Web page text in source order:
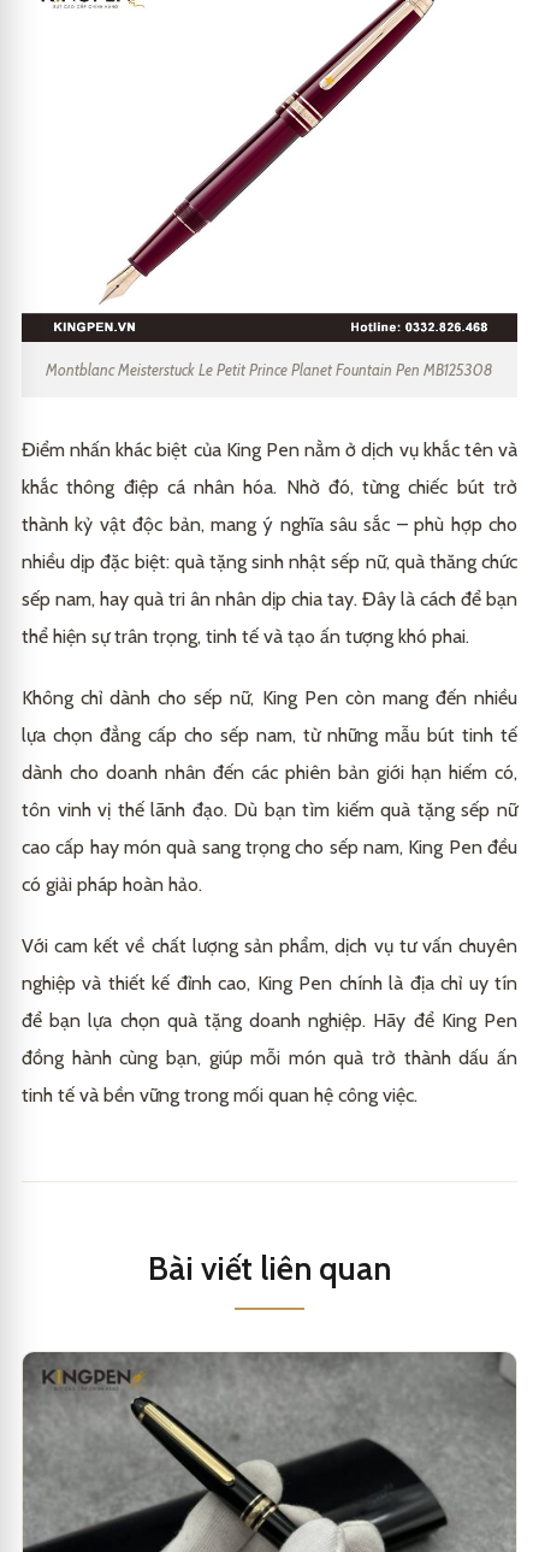
Montblanc Meisterstuck Le Petit Prince Planet Fountain Pen MB125308
Điểm nhấn khác biệt của King Pen nằm ở dịch vụ khắc tên và
khắc thông điệp cá nhân hóa. Nhờ đó, từng chiếc bút trở
thành kỷ vật độc bản, mang ý nghĩa sâu sắc – phù hợp cho
nhiều dịp đặc biệt: quà tặng sinh nhật sếp nữ, quà thăng chức
sếp nam, hay quà tri ân nhân dịp chia tay. Đây là cách để bạn
thể hiện sự trân trọng, tinh tế và tạo ấn tượng khó phai.
Không chỉ dành cho sếp nữ, King Pen còn mang đến nhiều
lựa chọn đẳng cấp cho sếp nam, từ những mẫu bút tinh tế
dành cho doanh nhân đến các phiên bản giới hạn hiếm có,
tôn vinh vị thế lãnh đạo. Dù bạn tìm kiếm quà tặng sếp nữ
cao cấp hay món quà sang trọng cho sếp nam, King Pen đều
có giải pháp hoàn hảo.
Với cam kết về chất lượng sản phẩm, dịch vụ tư vấn chuyên
nghiệp và thiết kế đỉnh cao, King Pen chính là địa chỉ uy tín
để bạn lựa chọn quà tặng doanh nghiệp. Hãy để King Pen
đồng hành cùng bạn, giúp mỗi món quà trở thành dấu ấn
tinh tế và bền vững trong mối quan hệ công việc.
Bài viết liên quan